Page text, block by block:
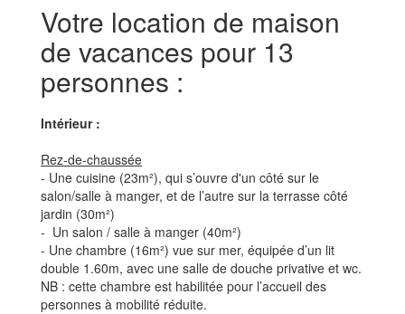
Votre location de maison
de vacances pour 13
personnes :
Intérieur :
Rez-de-chaussée
- Une cuisine (23m²), qui s’ouvre d'un côté sur le
salon/salle à manger, et de l’autre sur la terrasse côté
jardin (30m²)
- Un salon / salle à manger (40m²)
- Une chambre (16m²) vue sur mer, équipée d’un lit
double 1.60m, avec une salle de douche privative et wc.
NB : cette chambre est habilitée pour l’accueil des
personnes à mobilité réduite.